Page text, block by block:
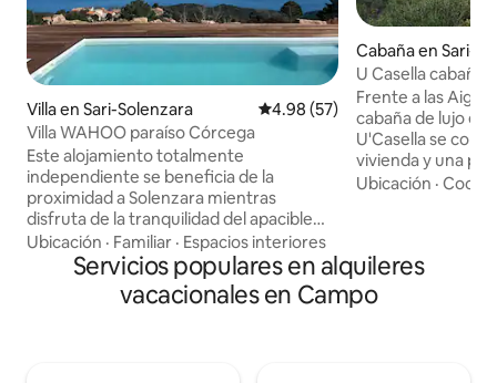
Villa en Sari-Solenzara Calificación promedio: 4.98 de
4.98 (57)
Villa WAHOO paraíso Córcega
Este alojamiento totalmente
independiente se beneficia de la
proximidad a Solenzara mientras
disfruta de la tranquilidad del apacible
pueblo de Sari. Es adyacente a una villa
de la que es totalmente independiente y
sin vecinos. Ofrece una vista de 180
grados del mar, especialmente de las
Ubicación · Familiar · Espacios interiores
Cabaña en Sari-
U Casella cabaña
Frente a las
cabaña de lujo
U'Casella se
vivienda y una
volumen permite
pérgola, es un
sombreado que
para la
Ubicación ·Cocina
Servicios populares en alquileres
vacacionales en Campo